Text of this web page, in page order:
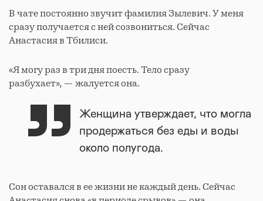
В чате постоянно звучит фамилия Зылевич. У меня
сразу получается с ней созвониться. Сейчас
Анастасия в Тбилиси.
«Я могу раз в три дня поесть. Тело сразу
разбухает», — жалуется она.
Женщина утверждает, что могла
продержаться без еды и воды
около полугода.
Сон оставался в ее жизни не каждый день. Сейчас